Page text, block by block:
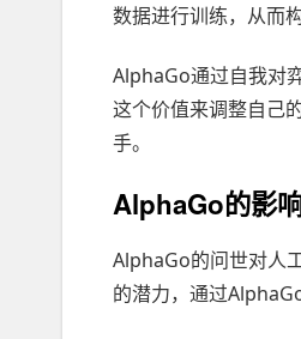
数据进行训练，从而
AlphaGo通过自我对
这个价值来调整自己
手。
AlphaGo的影
AlphaGo的问世对人
的潜力，通过